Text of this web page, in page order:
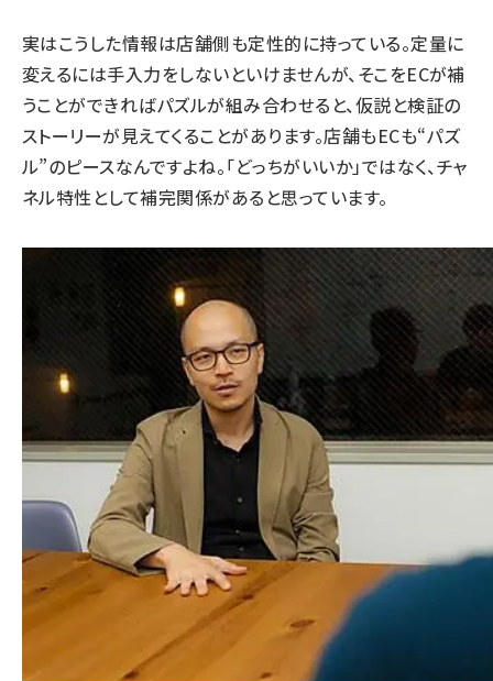
実はこうした情報は店舗側も定性的に持っている。定量に
変えるには手入力をしないといけませんが、そこをECが補
うことができればパズルが組み合わせると、仮説と検証の
ストーリーが見えてくることがあります。店舗もECも“パズ
ル”のピースなんですよね。「どっちがいいか」ではなく、チャ
ネル特性として補完関係があると思っています。